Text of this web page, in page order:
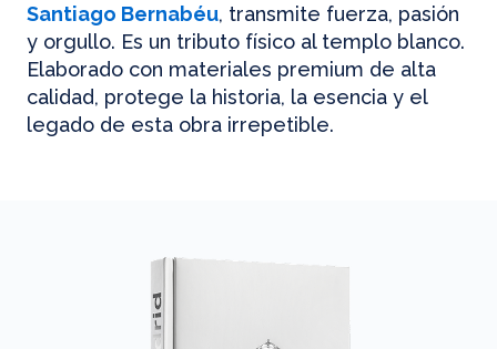
Santiago Bernabéu, transmite fuerza, pasión
y orgullo. Es un tributo físico al templo blanco.
Elaborado con materiales premium de alta
calidad, protege la historia, la esencia y el
legado de esta obra irrepetible.